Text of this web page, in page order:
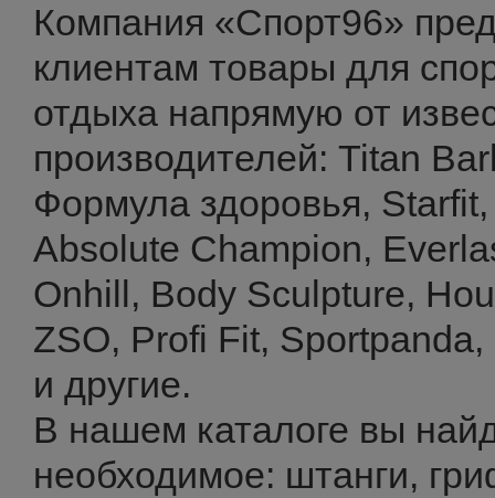
Компания «Спорт96»
клиентам товары для
отдыха напрямую от
производителей: Titan
Формула здоровья,
Absolute Champion,
Onhill, Body Sculpture,
ZSO, Profi Fit,
и другие.
В нашем каталоге вы
необходимое: штанги,